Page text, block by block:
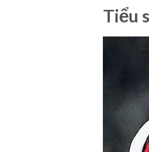
Tiểu